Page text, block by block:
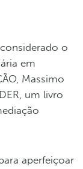
considerado o
em
Massimo
um livro
aperfeiçoar